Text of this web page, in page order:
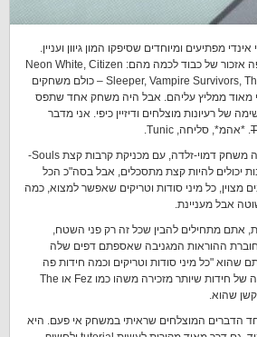
מפתיעים ומיוחדים שסיפקו המון גיוון ועניין.
כרגיל, אני ארמה קצת ואתן פה אזכור של כבוד לכמה מהם: Neon White, Citizen
Sleeper, Vampire Survivors, The Case of the Golden Idol – כולם משחקים
מאוד ממליץ עליהם. אבל היה משחק אחד שתפס
של רעיונות מוצלחים ודיזיין כיפי. אני מדבר
. *אהמ*, סליחה, Tunic.
הקונספט הוא מאוד פשוט: זה משחק דמוי-זלדה, עם מכניקת קרבות קצת Souls-
יכולים להיות קצת מתסכלים, אבל בסה"כ הכל
מצוין, כל מיני סודות וטריקים שאפשר למצוא, כמה
אבל מעניינת.
אתם מתחילים להבין שכל זה רק פני השטח,
ההוראות המגניבה שאספתם דפים שלה
"כל מיני סודות וטריקים וכמה חידות פה
ושם" הוא בעצם מערכת ענפה של חידות שיותר מזכירה משהו כמו Fez או The
הדברים המוצלחים שראיתי במשחק אי פעם. היא